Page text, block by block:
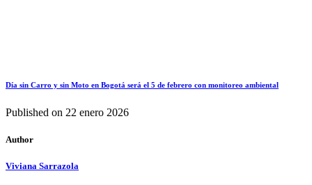
Día sin Carro y sin Moto en Bogotá será el 5 de febrero con monitoreo ambiental
Published on 22 enero 2026
Author
Viviana Sarrazola